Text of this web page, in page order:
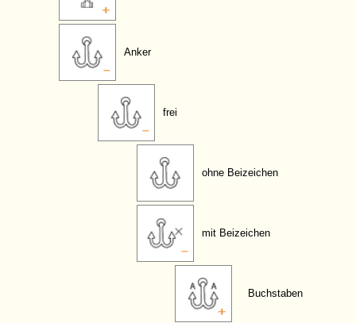
Anker
frei
ohne Beizeichen
mit Beizeichen
Buchstaben